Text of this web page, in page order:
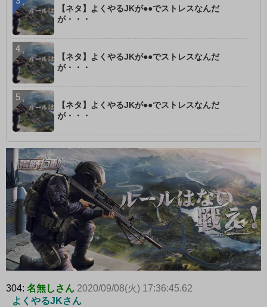
【ネタ】よくやるJKが●●でストレスなんだ
が・・・
【ネタ】よくやるJKが●●でストレスなんだ
が・・・
【ネタ】よくやるJKが●●でストレスなんだ
が・・・
304: 名無しさん 2020/09/08(火) 17:36:45.62
よくやるJKさん